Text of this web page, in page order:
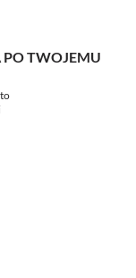
PO TWOJEMU